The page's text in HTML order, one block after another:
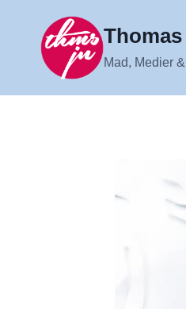
indhold
Thomas
Mad, Medier